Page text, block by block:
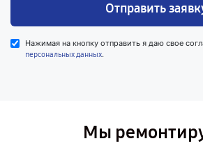
Отправить
Нажимая на кнопку отправить я даю свое
персональных данных.
Мы